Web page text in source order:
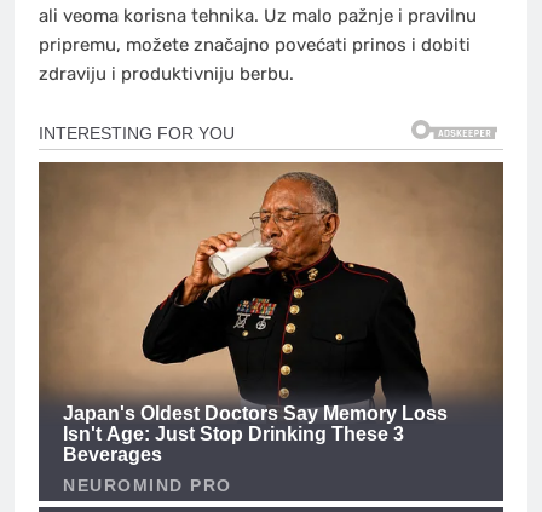
ali veoma korisna tehnika. Uz malo pažnje i pravilnu
pripremu, možete značajno povećati prinos i dobiti
zdraviju i produktivniju berbu.